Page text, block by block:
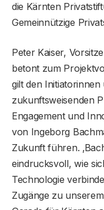
die Kärnten
Gemeinnützige
Peter Kaiser,
betont zum
gilt den Initiatorinnen
zukunftsweisenden
Engagement und
von Ingeborg
Zukunft führen.
eindrucksvoll, wie
Technologie
Zugänge zu